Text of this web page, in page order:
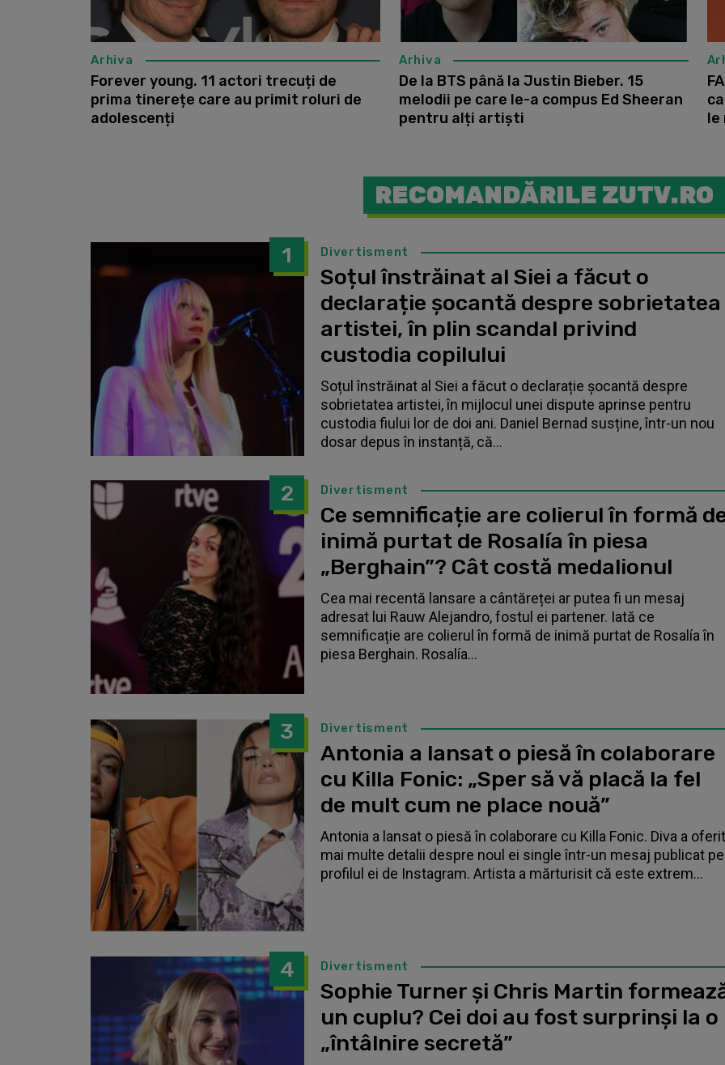
Arhiva
Forever young. 11 actori trecuți de
prima tinerețe care au primit roluri de
adolescenți
Arhiva
De la BTS până la Justin Bieber. 15
melodii pe care le-a compus Ed Sheeran
pentru alți artiști
le
RECOMANDĂRILE ZUTV.RO
1 Divertisment
Soțul înstrăinat al Siei a făcut o
declarație șocantă despre sobrietatea
artistei, în plin scandal privind
custodia copilului
Soțul înstrăinat al Siei a făcut o declarație șocantă despre
sobrietatea artistei, în mijlocul unei dispute aprinse pentru
custodia fiului lor de doi ani. Daniel Bernad susține, într-un nou
dosar depus în instanță, că...
2 Divertisment
Ce semnificație are colierul în formă
inimă purtat de Rosalía în piesa
„Berghain”? Cât costă medalionul
Cea mai recentă lansare a cântăreței ar putea fi un mesaj
adresat lui Rauw Alejandro, fostul ei partener. Iată ce
semnificație are colierul în formă de inimă purtat de Rosalía în
piesa Berghain. Rosalía...
3 Divertisment
Antonia a lansat o piesă în colaborare
cu Killa Fonic: „Sper să vă placă la fel
de mult cum ne place nouă”
Antonia a lansat o piesă în colaborare cu Killa Fonic. Diva a oferit
mai multe detalii despre noul ei single într-un mesaj publicat pe
profilul ei de Instagram. Artista a mărturisit că este extrem...
4 Divertisment
Sophie Turner și Chris Martin
un cuplu? Cei doi au fost surprinși la o
„întâlnire secretă”